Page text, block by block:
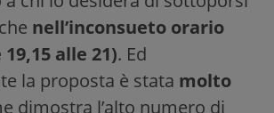
nell’inconsueto orario
alle 21). Ed
la proposta è stata molto
dimostra l’alto numero di